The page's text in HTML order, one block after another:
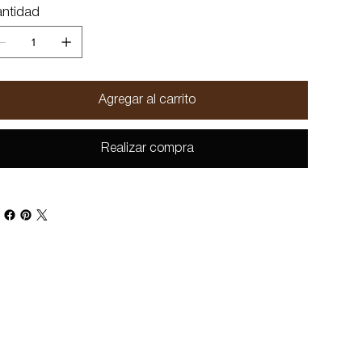
Agregar al carrito
Realizar compra